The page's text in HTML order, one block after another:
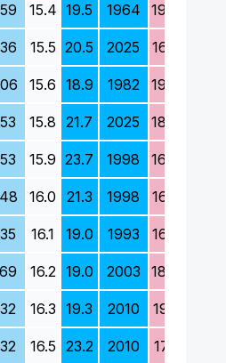
15.4 19.5 1964 19.2
15.5 20.5 2025 16.5
15.6 18.9 1982 19.0
15.8 21.7 2025 18.0
15.9 23.7 1998 16.0
16.0 21.3 1998 16.5
16.1 19.0 1993 16.2
16.2 19.0 2003 18.7
16.3 19.3 2010 19.1
16.5 23.2 2010 17.1